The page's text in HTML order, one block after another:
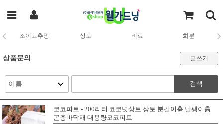
조이고추망 상토 비료 화분
상품문의 글쓰기
검색
코코피트 - 200리터 코코넛상토 상토 분갈이흙 달팽이흙
곤충바닥재 대용량코코피트